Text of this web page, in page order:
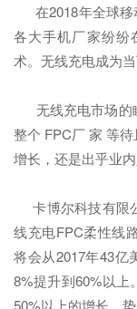
在2018年全球移
各大手机厂家纷纷
术。无线充电成为
无线充电市场的
整个 FPC厂 家 等
增长，还是出乎业内
卡博尔科技有限
线充电FPC柔性线
将会从2017年43亿
8%提升到60%以上
50%以上的增长，势